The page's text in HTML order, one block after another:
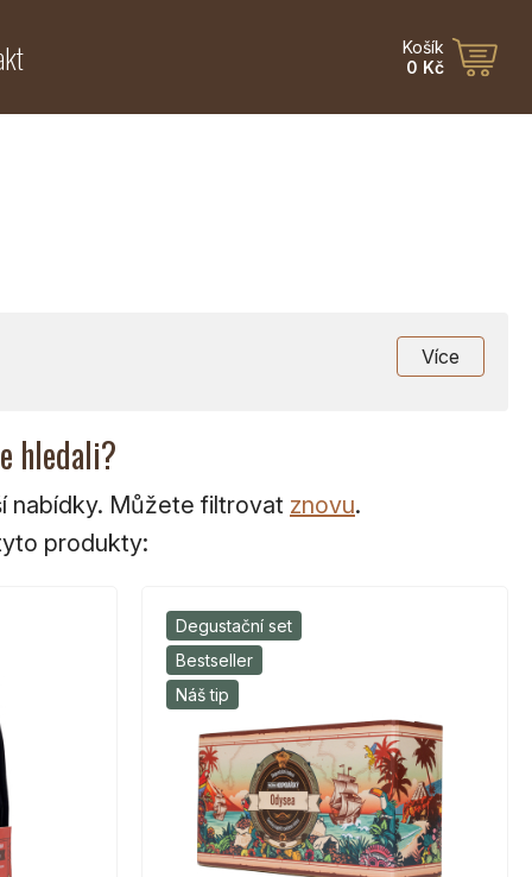
Košík
0 Kč
Více
hledali?
nabídky. Můžete filtrovat znovu.
produkty:
Degustační set
Bestseller
Náš tip